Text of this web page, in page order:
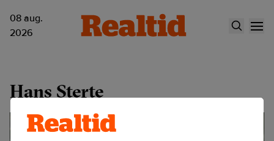
08 aug.
2026
Hans Sterte